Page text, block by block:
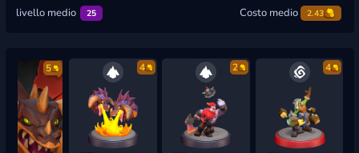
livello medio 25 Costo medio 2.43
5 4 2 4